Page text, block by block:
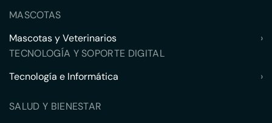
MASCOTAS
Mascotas y Veterinarios
›
TECNOLOGÍA Y SOPORTE DIGITAL
Tecnología e Informática
›
SALUD Y BIENESTAR